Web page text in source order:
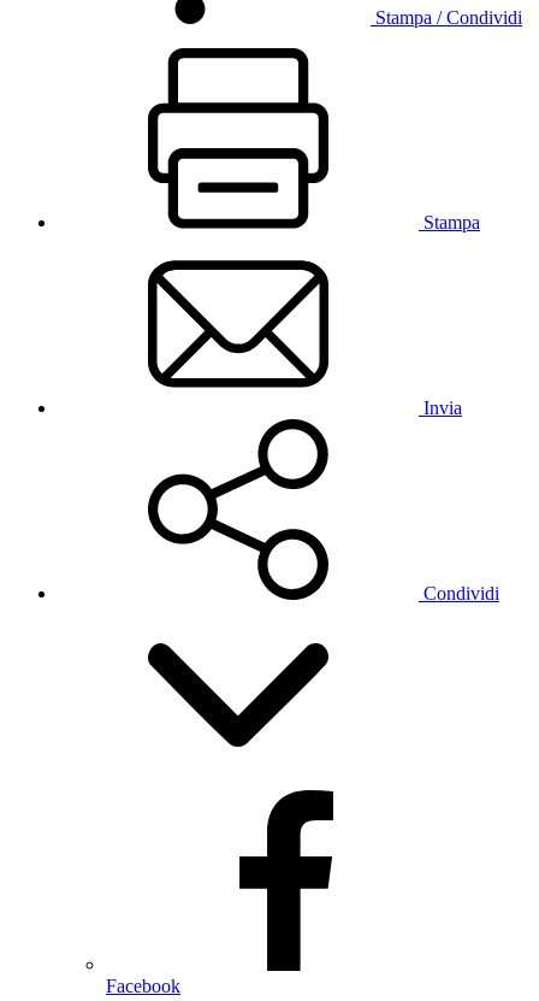
Stampa / Condividi
Stampa
Invia
Condividi
Facebook